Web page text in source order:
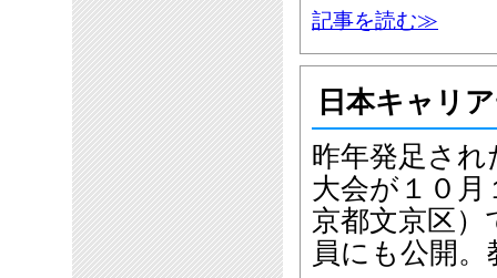
記事を読む≫
日本キャリ
昨年発足さ
大会が１０月
京都文京区
員にも公開